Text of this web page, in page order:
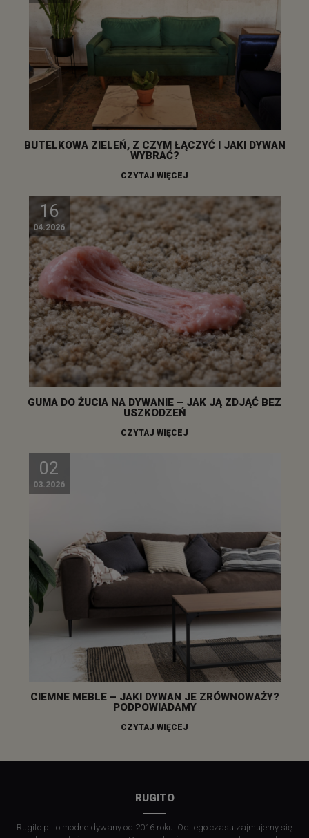
BUTELKOWA ZIELEŃ, Z CZYM ŁĄCZYĆ I JAKI DYWAN
WYBRAĆ?
CZYTAJ WIĘCEJ
16
04.2026
GUMA DO ŻUCIA NA DYWANIE – JAK JĄ ZDJĄĆ BEZ
USZKODZEŃ
CZYTAJ WIĘCEJ
02
03.2026
CIEMNE MEBLE – JAKI DYWAN JE ZRÓWNOWAŻY?
PODPOWIADAMY
CZYTAJ WIĘCEJ
RUGITO
Rugito.pl to modne dywany od 2016 roku. Od tego czasu zajmujemy się